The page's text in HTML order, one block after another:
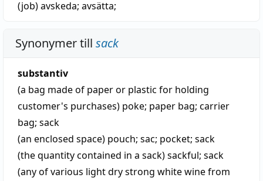
(job)avskeda; avsätta;
Synonymer till sack
substantiv
(a bag made of paper or plastic for holding
customer's purchases) poke; paper bag; carrier
bag; sack
(an enclosed space) pouch; sac; pocket; sack
(the quantity contained in a sack)sackful; sack
(any of various light dry strong white wine from